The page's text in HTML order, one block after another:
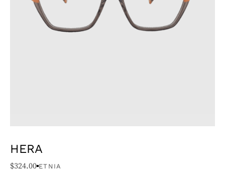
HERA
$324.00 ETNIA